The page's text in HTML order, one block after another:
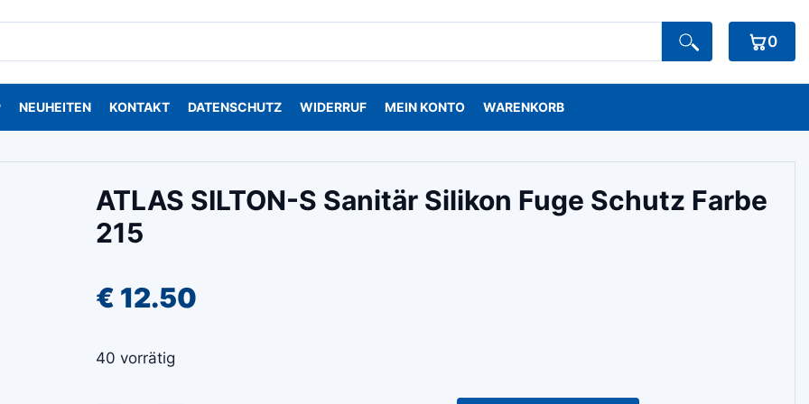
0
NEUHEITEN KONTAKT DATENSCHUTZ WIDERRUF MEIN KONTO WARENKORB
ATLAS SILTON-S Sanitär Silikon Fuge Schutz Farbe
215
€ 12.50
40 vorrätig